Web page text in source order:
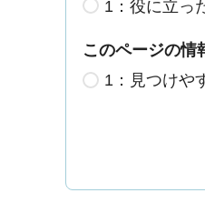
1：役に立っ
このページの情
1：見つけや